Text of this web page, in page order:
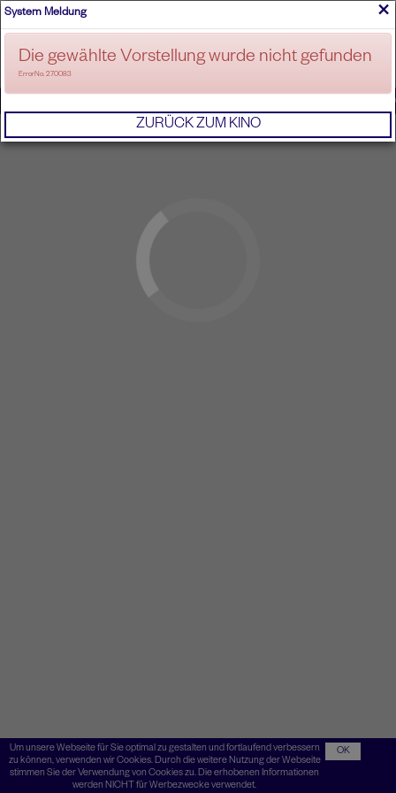
ANMELDEN
Um unsere Webseite für Sie optimal zu gestalten und fortlaufend verbessern
zu können, verwenden wir Cookies. Durch die weitere Nutzung der Webseite
stimmen Sie der Verwendung von Cookies zu. Die erhobenen Informationen
werden NICHT für Werbezwecke verwendet.
OK
×
System Meldung
Die gewählte Vorstellung wurde nicht gefunden
ErrorNo. 270083
ZURÜCK ZUM KINO